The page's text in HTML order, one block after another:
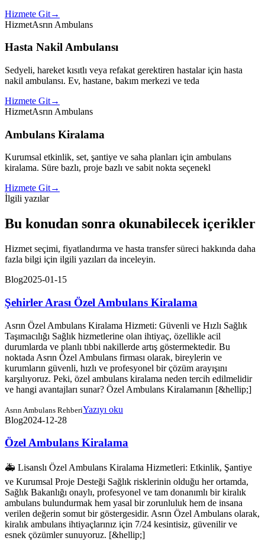
Hizmete Git→
HizmetAsrın Ambulans
Hasta Nakil Ambulansı
Sedyeli, hareket kısıtlı veya refakat gerektiren hastalar için hasta
nakil ambulansı. Ev, hastane, bakım merkezi ve teda
Hizmete Git→
HizmetAsrın Ambulans
Ambulans Kiralama
Kurumsal etkinlik, set, şantiye ve saha planları için ambulans
kiralama. Süre bazlı, proje bazlı ve sabit nokta seçenekl
Hizmete Git→
İlgili yazılar
Bu konudan sonra okunabilecek içerikler
Hizmet seçimi, fiyatlandırma ve hasta transfer süreci hakkında daha
fazla bilgi için ilgili yazıları da inceleyin.
Blog2025-01-15
Şehirler Arası Özel Ambulans Kiralama
Asrın Özel Ambulans Kiralama Hizmeti: Güvenli ve Hızlı Sağlık
Taşımacılığı Sağlık hizmetlerine olan ihtiyaç, özellikle acil
durumlarda ve planlı tıbbi nakillerde artış göstermektedir. Bu
noktada Asrın Özel Ambulans firması olarak, bireylerin ve
kurumların güvenli, hızlı ve profesyonel bir çözüm arayışını
karşılıyoruz. Peki, özel ambulans kiralama neden tercih edilmelidir
ve hangi avantajları sunar? Özel Ambulans Kiralamanın [&hellip;]
Asrın Ambulans RehberiYazıyı oku
Blog2024-12-28
Özel Ambulans Kiralama
🚑 Lisanslı Özel Ambulans Kiralama Hizmetleri: Etkinlik, Şantiye
ve Kurumsal Proje Desteği Sağlık risklerinin olduğu her ortamda,
Sağlık Bakanlığı onaylı, profesyonel ve tam donanımlı bir kiralık
ambulans bulundurmak hem yasal bir zorunluluk hem de insana
verilen değerin somut bir göstergesidir. Asrın Özel Ambulans olarak,
kiralık ambulans ihtiyaçlarınız için 7/24 kesintisiz, güvenilir ve
esnek çözümler sunuyoruz. [&hellip;]